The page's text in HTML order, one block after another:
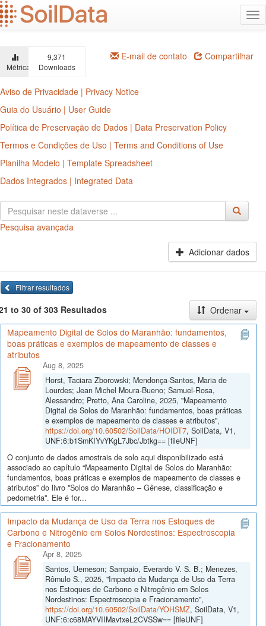
Ir
para
o
principal
Métricas
9,371
Downloads
E-mail de contato Compartilhar
Aviso de Privacidade | Privacy Notice
Guia do Usuário | User Guide
Política de Preservação de Dados | Data Preservation Policy
Termos e Condições de Uso | Terms and Conditions of Use
Planilha Modelo | Template Spreadsheet
Dados Integrados | Integrated Data
Pesquisa avançada
Adicionar dados
Filtrar resultados
to 30 of 303 Resultados
Ordenar
Mapeamento Digital de Solos do Maranhão: fundamentos,
boas práticas e exemplos de mapeamento de classes e
atributos
Aug 8, 2025
Horst, Taciara Zborowski; Mendonça-Santos, Maria de
Lourdes; Jean Michel Moura-Bueno; Samuel-Rosa,
Alessandro; Pretto, Ana Caroline, 2025, "Mapeamento
Digital de Solos do Maranhão: fundamentos, boas práticas
e exemplos de mapeamento de classes e atributos",
https://doi.org/10.60502/SoilData/HOIDT7, SoilData, V1,
UNF:6:b1SmKIYvYKgL7Jbc/Jbtkg== [fileUNF]
O conjunto de dados amostrais de solo aqui disponibilizado está
associado ao capítulo “Mapeamento Digital de Solos do Maranhão:
fundamentos, boas práticas e exemplos de mapeamento de classes e
atributos” do livro "Solos do Maranhão – Gênese, classificação e
pedometria". Ele é for...
Impacto da Mudança de Uso da Terra nos Estoques de
Carbono e Nitrogênio em Solos Nordestinos: Espectroscopia
e Fracionamento
Apr 8, 2025
Santos, Uemeson; Sampaio, Everardo V. S. B.; Menezes,
Rômulo S., 2025, "Impacto da Mudança de Uso da Terra
nos Estoques de Carbono e Nitrogênio em Solos
Nordestinos: Espectroscopia e Fracionamento",
https://doi.org/10.60502/SoilData/YOHSMZ, SoilData, V1,
UNF:6:c68MAYVIIMavtxeL2CVSSw== [fileUNF]